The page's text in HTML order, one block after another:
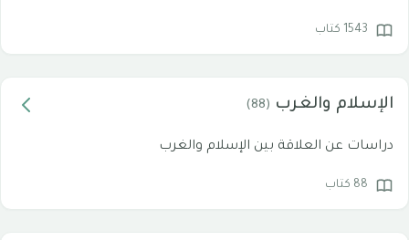
1543 كتاب
الإسلام والغرب (88)
دراسات عن العلاقة بين الإسلام والغرب
88 كتاب